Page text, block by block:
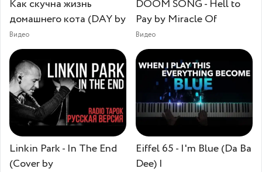
Как скучна жизнь
домашнего кота (DAY by
Видео
DOOM SONG - Hell to
Pay by Miracle Of
Видео
Linkin Park - In The End
(Cover by
Eiffel 65 - I'm Blue (Da Ba
Dee) |